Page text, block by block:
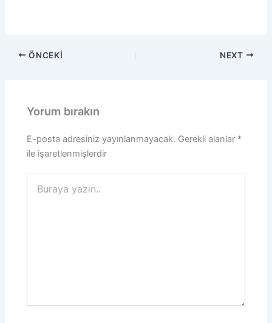
ÖNCEKI NEXT
Yorum bırakın
E-posta adresiniz yayınlanmayacak. Gerekli alanlar *
ile işaretlenmişlerdir
yazın..